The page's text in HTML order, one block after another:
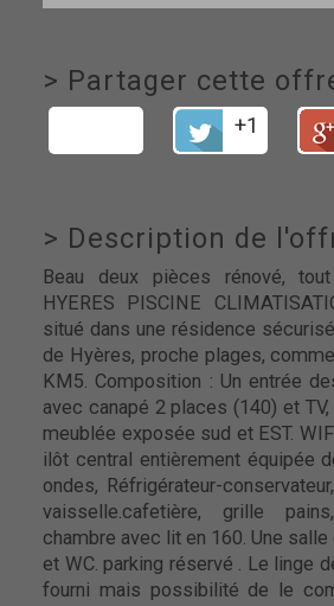
> Partager cette
+1
> Description de
Beau deux pièces rénové,
HYERES PISCINE
situé dans une résidence
de Hyères, proche plages,
KM5. Composition : Un entrée
avec canapé 2 places (140) et
meublée exposée sud et EST.
ilôt central entièrement équipée
ondes, Réfrigérateur-
vaisselle.cafetière, grille
chambre avec lit en 160. Une
et WC. parking réservé . Le linge
fourni mais possibilité de le